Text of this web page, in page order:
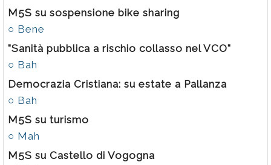
M5S su sospensione bike sharing
○ Bene
"Sanità pubblica a rischio collasso nel VCO"
○ Bah
Democrazia Cristiana: su estate a Pallanza
○ Bah
M5S su turismo
○ Mah
M5S su Castello di Vogogna